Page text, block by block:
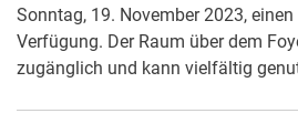
Sonntag, 19. November 2023,
Verfügung. Der Raum über dem
zugänglich und kann vielfältig